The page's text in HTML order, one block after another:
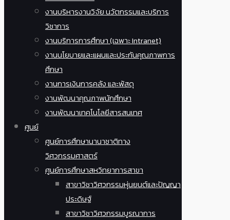
งานบริหารงานวิจัย นวัตกรรมและบริการ
วิชาการ
งานบริการการศึกษา (เฉพาะ Intranet)
งานนโยบายและแผนและประกันคุณภาพการ
ศึกษา
งานการเงินการคลัง และพัสดุ
งานพัฒนาคุณภาพนักศึกษา
งานพัฒนาเทคโนโลยีสารสนเทศ
ศูนย์
ศูนย์การศึกษานานาชาติทาง
วิศวกรรมศาสตร์
ศูนย์การศึกษาสหวิทยาการสาขา
สาขาวิชาวิศวกรรมหุ่นยนต์และปัญญา
ประดิษฐ์
สาขาวิชาวิศวกรรมบูรณาการ